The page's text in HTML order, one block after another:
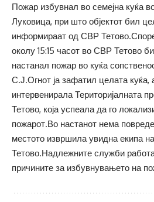
Пожар избувнал во семејна куќа
Луковица, при што објектот бил
информираат од СВР
околу 15:15 часот во СВР Тетово
настанал пожар во куќа
С.Ј.Огнот ја зафатил целата куќа,
интервенирала Територијалната
Тетово, која успеала да го
пожарот.Во настанот нема
местото извршила увидна екипа
Тетово.Надлежните служби
причините за избувнувањето на